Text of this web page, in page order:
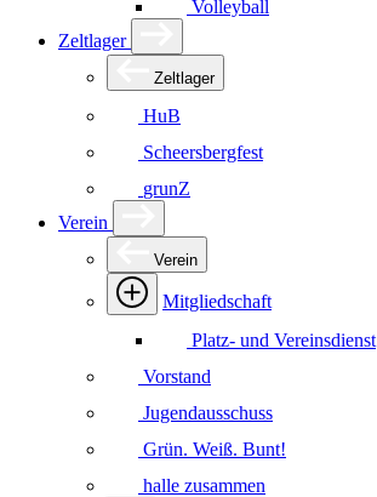
Volleyball
Zeltlager
Zeltlager
HuB
Scheersbergfest
grunZ
Verein
Verein
Mitgliedschaft
Platz- und Vereinsdienst
Vorstand
Jugendausschuss
Grün. Weiß. Bunt!
halle zusammen